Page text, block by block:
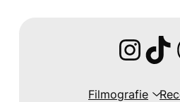
Filmografie